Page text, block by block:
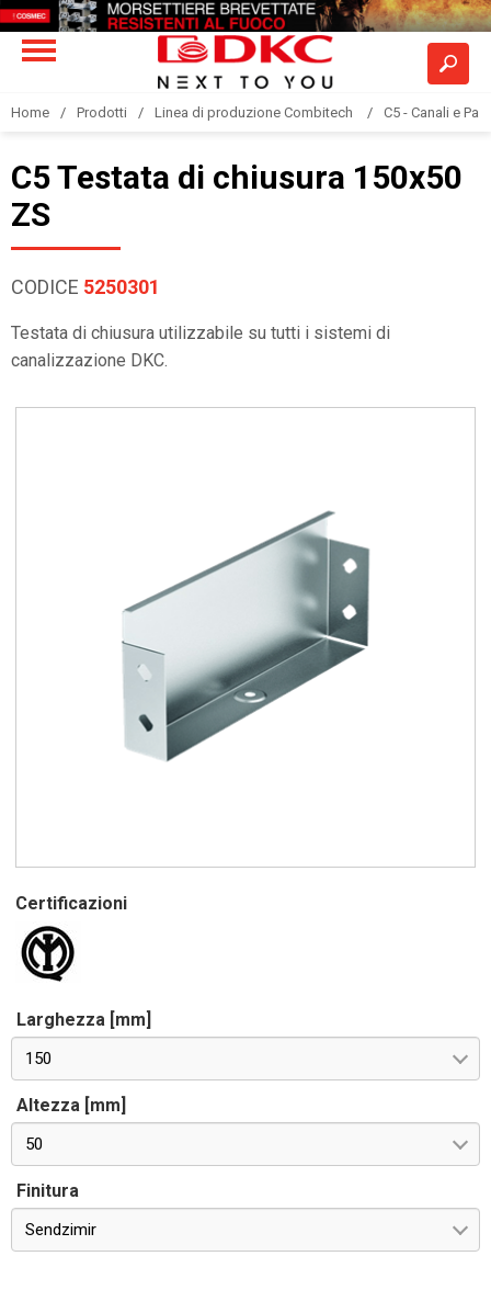
Home Prodotti Linea di produzione Combitech C5 - Canali e
C5 Testata di chiusura 150x50
ZS
CODICE 5250301
Testata di chiusura utilizzabile su tutti i sistemi di
canalizzazione DKC.
Certificazioni
Larghezza [mm]
150
Altezza [mm]
50
Finitura
Sendzimir